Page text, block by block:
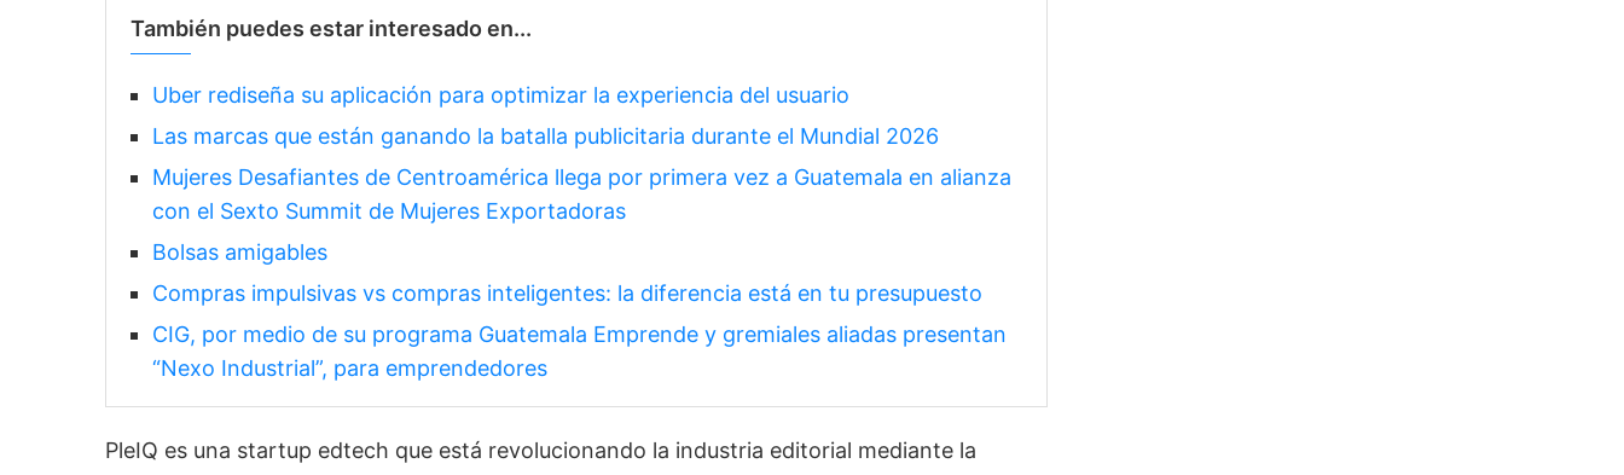
También puedes estar interesado en...
Uber rediseña su aplicación para optimizar la experiencia del usuario
Las marcas que están ganando la batalla publicitaria durante el Mundial 2026
Mujeres Desafiantes de Centroamérica llega por primera vez a Guatemala en alianza
con el Sexto Summit de Mujeres Exportadoras
Bolsas amigables
Compras impulsivas vs compras inteligentes: la diferencia está en tu presupuesto
CIG, por medio de su programa Guatemala Emprende y gremiales aliadas presentan
“Nexo Industrial”, para emprendedores
PleIQ es una startup edtech que está revolucionando la industria editorial mediante la